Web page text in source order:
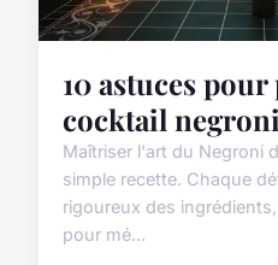
10 astuces
cocktail
Maîtriser l'art du Negroni
simple recette. Chaque
rigoureux des
pour mé...